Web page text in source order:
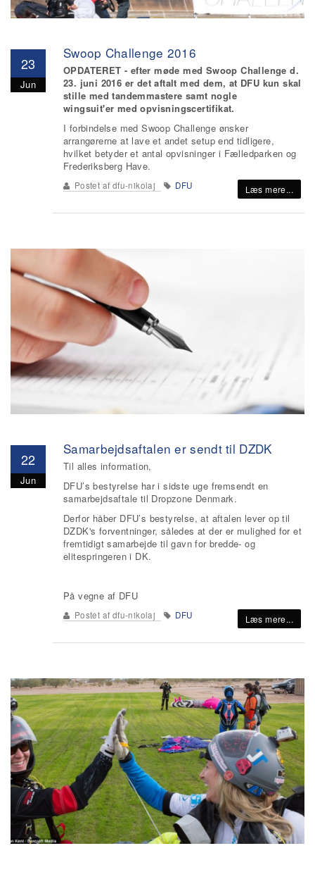
23
Jun
Swoop Challenge 2016
OPDATERET - efter møde med Swoop Challenge d.
23. juni 2016 er det aftalt med dem, at DFU kun skal
stille med tandemmastere samt nogle
wingsuit'er med opvisningscertifikat.
I forbindelse med Swoop Challenge ønsker
arrangørerne at lave et andet setup end tidligere,
hvilket betyder et antal opvisninger i Fælledparken og
Frederiksberg Have.
Postet af dfu-nikolaj DFU Læs mere...
22
Jun
Samarbejdsaftalen er sendt til DZDK
Til alles information,
DFU’s bestyrelse har i sidste uge fremsendt en
samarbejdsaftale til Dropzone Denmark.
Derfor håber DFU’s bestyrelse, at aftalen lever op til
DZDK's forventninger, således at der er mulighed for et
fremtidigt samarbejde til gavn for bredde- og
elitespringeren i DK.
På vegne af DFU
Postet af dfu-nikolaj DFU Læs mere...